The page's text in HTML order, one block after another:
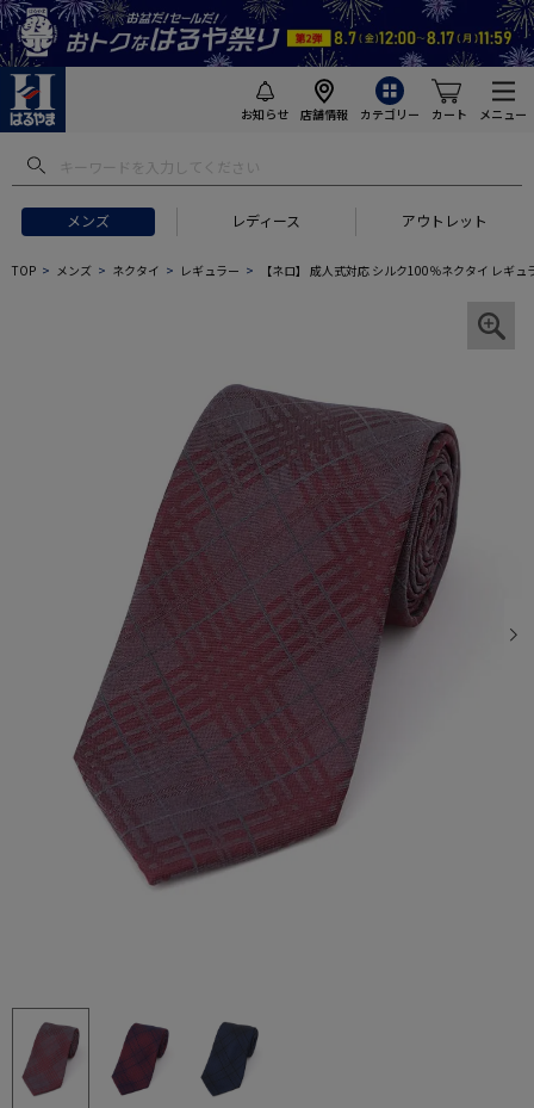
お知らせ 店舗情報 カテゴリー カート メニュー
メンズ レディース アウトレット
TOP メンズ ネクタイ レギュラー 【ネロ】 成人式対応 シルク100％ネクタイ レギ